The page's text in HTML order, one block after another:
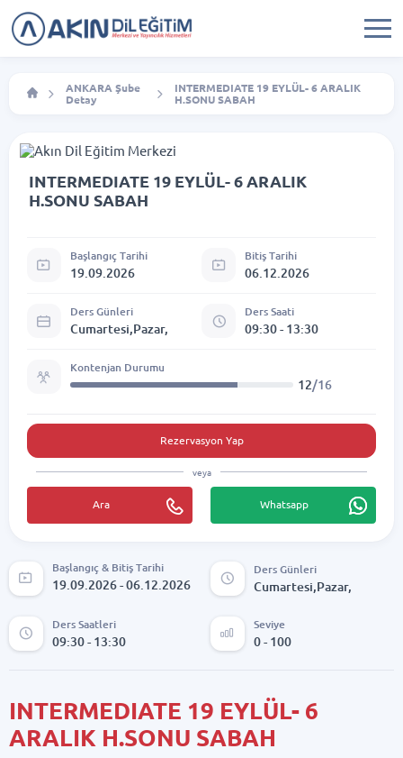
ANKARA Şube
Detay
INTERMEDIATE 19 EYLÜL- 6 ARALIK
H.SONU SABAH
Başlangıç & Bitiş Tarihi
19.09.2026 - 06.12.2026
Ders Günleri
Cumartesi,Pazar,
Ders Saatleri
09:30 - 13:30
Seviye
0 - 100
INTERMEDIATE 19 EYLÜL- 6
ARALIK H.SONU SABAH
INTERMEDIATE 19 EYLÜL- 6 ARALIK
H.SONU SABAH
Başlangıç Tarihi
19.09.2026
Bitiş Tarihi
06.12.2026
Ders Günleri
Cumartesi,Pazar,
Ders Saati
09:30 - 13:30
Kontenjan Durumu
12/16
Rezervasyon Yap
veya
Ara Whatsapp